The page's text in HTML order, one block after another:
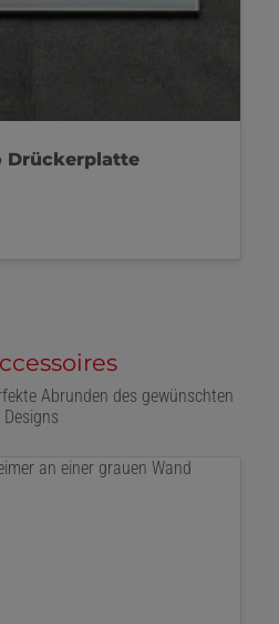
Abrunden des gewünschten
Designs